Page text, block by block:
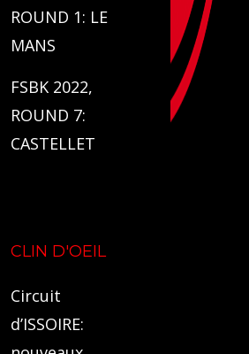
ROUND 1: LE
MANS
FSBK 2022,
ROUND 7:
CASTELLET
CLIN D'OEIL
Circuit
d’ISSOIRE: